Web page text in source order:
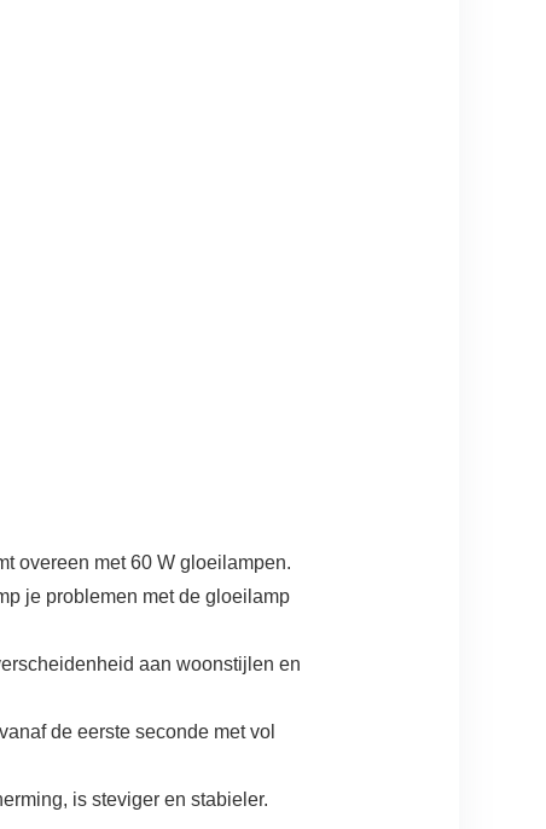
overeen met 60 W gloeilampen.
je problemen met de gloeilamp
aan woonstijlen en
de eerste seconde met vol
is steviger en stabieler.